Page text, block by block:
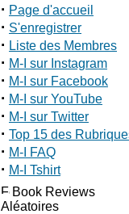
· Page d'accueil
· S'enregistrer
· Liste des Membres
· M-I sur Instagram
· M-I sur Facebook
· M-I sur YouTube
· M-I sur Twitter
· Top 15 des
· M-I FAQ
· M-I Tshirt
Book Reviews
Aléatoires